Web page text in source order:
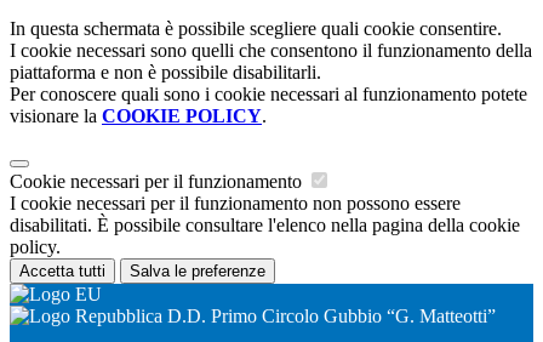
In questa schermata è possibile scegliere quali cookie consentire.
I cookie necessari sono quelli che consentono il funzionamento della
piattaforma e non è possibile disabilitarli.
Per conoscere quali sono i cookie necessari al funzionamento potete
visionare la COOKIE POLICY.
Cookie necessari per il funzionamento
I cookie necessari per il funzionamento non possono essere
disabilitati. È possibile consultare l'elenco nella pagina della cookie
policy.
Accetta tutti Salva le preferenze
D.D. Primo Circolo Gubbio “G. Matteotti”